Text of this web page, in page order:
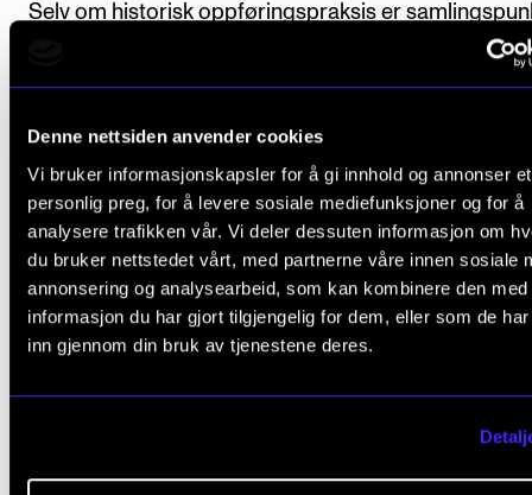
Denne nettsiden anvender cookies
Vi bruker informasjonskapsler for å gi innhold og annonser et
personlig preg, for å levere sosiale mediefunksjoner og for å
analysere trafikken vår. Vi deler dessuten informasjon om
du bruker nettstedet vårt, med partnerne våre innen sosiale
annonsering og analysearbeid, som kan kombinere den med
informasjon du har gjort tilgjengelig for dem, eller som de
inn gjennom din bruk av tjenestene deres.
Selv om historisk oppføringspraksis er
skal Van Oorts stilling skal være til nytte for hele
ifølge Braaten. i form av både kammermusikk,
– Med Bart som lærer på hammerklaver får våre
pianostudenter et enda bedre studietilbud, sier hun.